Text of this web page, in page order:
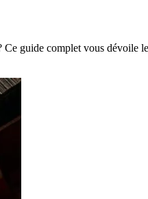
guide complet vous dévoile